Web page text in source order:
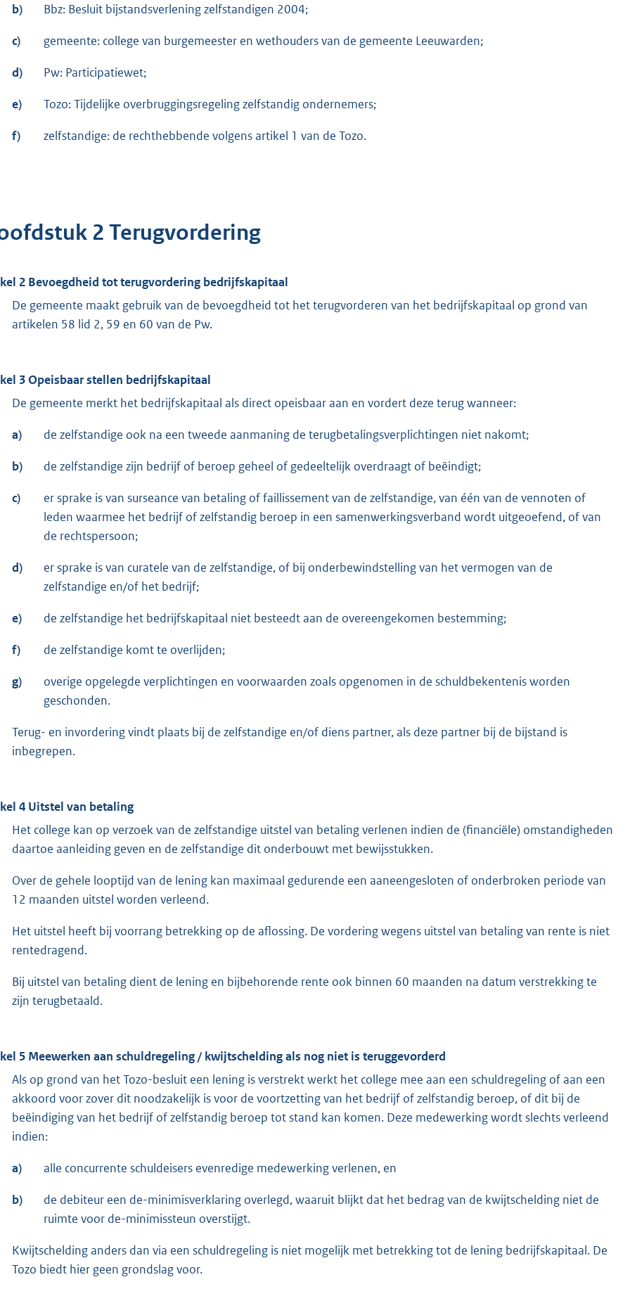
b) Bbz: Besluit bijstandsverlening zelfstandigen 2004;
c) gemeente: college van burgemeester en wethouders van de gemeente Leeuwarden;
d) Pw: Participatiewet;
e) Tozo: Tijdelijke overbruggingsregeling zelfstandig ondernemers;
f) zelfstandige: de rechthebbende volgens artikel 1 van de Tozo.
2 Terugvordering
2 Bevoegdheid tot terugvordering bedrijfskapitaal
De gemeente maakt gebruik van de bevoegdheid tot het terugvorderen van het bedrijfskapitaal op grond van
artikelen 58 lid 2, 59 en 60 van de Pw.
3 Opeisbaar stellen bedrijfskapitaal
De gemeente merkt het bedrijfskapitaal als direct opeisbaar aan en vordert deze terug wanneer:
a) de zelfstandige ook na een tweede aanmaning de terugbetalingsverplichtingen niet nakomt;
b) de zelfstandige zijn bedrijf of beroep geheel of gedeeltelijk overdraagt of beëindigt;
c)
er sprake is van surseance van betaling of faillissement van de zelfstandige, van één van de vennoten of
leden waarmee het bedrijf of zelfstandig beroep in een samenwerkingsverband wordt uitgeoefend, of van
de rechtspersoon;
d)
er sprake is van curatele van de zelfstandige, of bij onderbewindstelling van het vermogen van de
zelfstandige en/of het bedrijf;
e) de zelfstandige het bedrijfskapitaal niet besteedt aan de overeengekomen bestemming;
f) de zelfstandige komt te overlijden;
g)
overige opgelegde verplichtingen en voorwaarden zoals opgenomen in de schuldbekentenis worden
geschonden.
Terug- en invordering vindt plaats bij de zelfstandige en/of diens partner, als deze partner bij de bijstand is
inbegrepen.
4 Uitstel van betaling
Het college kan op verzoek van de zelfstandige uitstel van betaling verlenen indien de (financiële) omstandigheden
daartoe aanleiding geven en de zelfstandige dit onderbouwt met bewijsstukken.
Over de gehele looptijd van de lening kan maximaal gedurende een aaneengesloten of onderbroken periode van
12 maanden uitstel worden verleend.
Het uitstel heeft bij voorrang betrekking op de aflossing. De vordering wegens uitstel van betaling van rente is niet
rentedragend.
Bij uitstel van betaling dient de lening en bijbehorende rente ook binnen 60 maanden na datum verstrekking te
zijn terugbetaald.
5 Meewerken aan schuldregeling / kwijtschelding als nog niet is teruggevorderd
Als op grond van het Tozo-besluit een lening is verstrekt werkt het college mee aan een schuldregeling of aan een
akkoord voor zover dit noodzakelijk is voor de voortzetting van het bedrijf of zelfstandig beroep, of dit bij de
beëindiging van het bedrijf of zelfstandig beroep tot stand kan komen. Deze medewerking wordt slechts verleend
indien:
a) alle concurrente schuldeisers evenredige medewerking verlenen, en
b)
de debiteur een de-minimisverklaring overlegd, waaruit blijkt dat het bedrag van de kwijtschelding niet de
ruimte voor de-minimissteun overstijgt.
Kwijtschelding anders dan via een schuldregeling is niet mogelijk met betrekking tot de lening bedrijfskapitaal. De
Tozo biedt hier geen grondslag voor.